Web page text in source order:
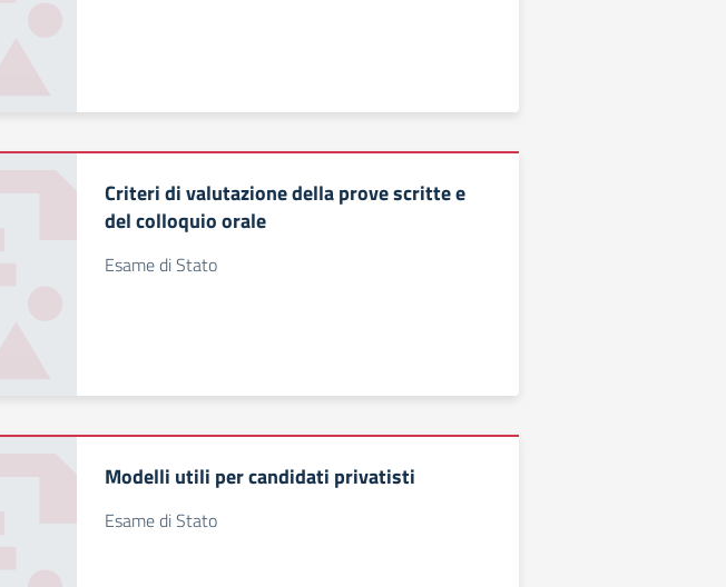
Criteri di valutazione della prove scritte e
del colloquio orale
Esame di Stato
Modelli utili per candidati privatisti
Esame di Stato